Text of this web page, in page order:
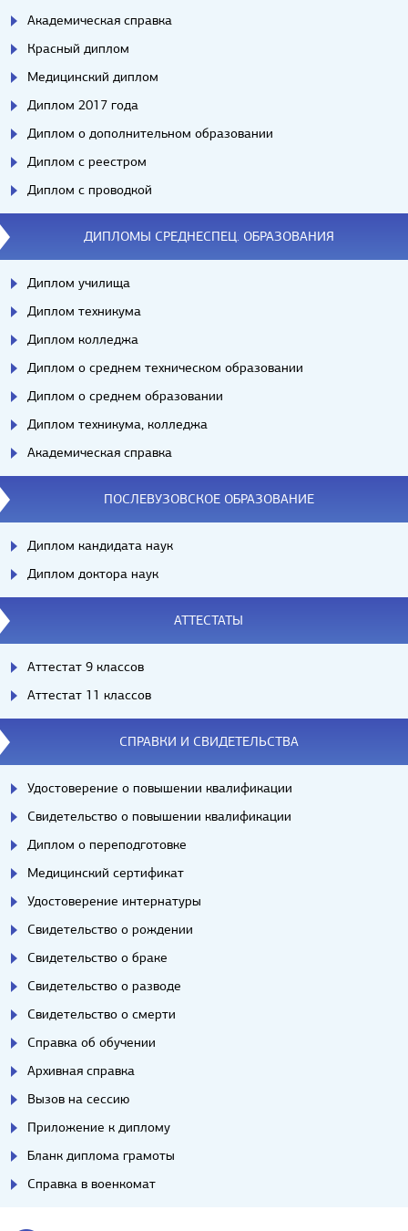
Академическая справка
Красный диплом
Медицинский диплом
Диплом 2017 года
Диплом о дополнительном образовании
Диплом с реестром
Диплом с проводкой
ДИПЛОМЫ СРЕДНЕСПЕЦ. ОБРАЗОВАНИЯ
Диплом училища
Диплом техникума
Диплом колледжа
Диплом о среднем техническом образовании
Диплом о среднем образовании
Диплом техникума, колледжа
Академическая справка
ПОСЛЕВУЗОВСКОЕ ОБРАЗОВАНИЕ
Диплом кандидата наук
Диплом доктора наук
АТТЕСТАТЫ
Аттестат 9 классов
Аттестат 11 классов
СПРАВКИ И СВИДЕТЕЛЬСТВА
Удостоверение о повышении квалификации
Свидетельство о повышении квалификации
Диплом о переподготовке
Медицинский сертификат
Удостоверение интернатуры
Свидетельство о рождении
Свидетельство о браке
Свидетельство о разводе
Свидетельство о смерти
Справка об обучении
Архивная справка
Вызов на сессию
Приложение к диплому
Бланк диплома грамоты
Справка в военкомат